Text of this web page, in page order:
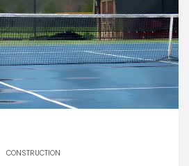
CONSTRUCTION